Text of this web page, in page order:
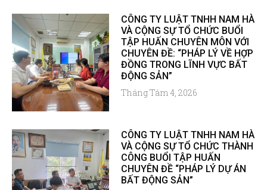
CÔNG TY LUẬT TNHH NAM HÀ
VÀ CỘNG SỰ TỔ CHỨC BUỔI
TẬP HUẤN CHUYÊN MÔN VỚI
CHUYÊN ĐỀ: “PHÁP LÝ VỀ HỢP
ĐỒNG TRONG LĨNH VỰC BẤT
ĐỘNG SẢN”
Tháng Tám 4, 2026
CÔNG TY LUẬT TNHH NAM HÀ
VÀ CỘNG SỰ TỔ CHỨC THÀNH
CÔNG BUỔI TẬP HUẤN
CHUYÊN ĐỀ “PHÁP LÝ DỰ ÁN
BẤT ĐỘNG SẢN”